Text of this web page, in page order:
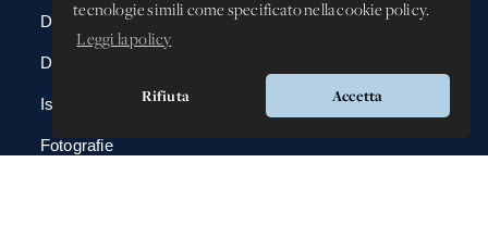
tecnologie simili come specificato nella cookie policy.
Leggi la policy
Rifiuta Accetta
DBContest
DBDrive
Iscrizioni
Fotografie